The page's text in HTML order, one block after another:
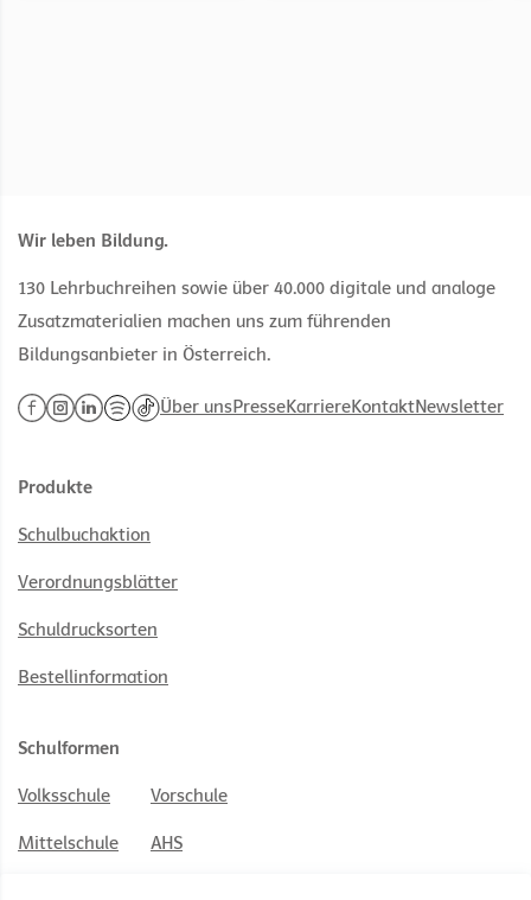
Wir leben Bildung.
130 Lehrbuchreihen sowie über 40.000 digitale und analoge
Zusatzmaterialien machen uns zum führenden
Bildungsanbieter in Österreich.
Über unsPresseKarriereKontaktNewsletter
Produkte
Schulbuchaktion
Verordnungsblätter
Schuldrucksorten
Bestellinformation
Schulformen
Volksschule Vorschule
Mittelschule AHS